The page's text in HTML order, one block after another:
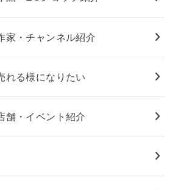
家・チャンネル紹介
れる様になりたい
舗・イベント紹介